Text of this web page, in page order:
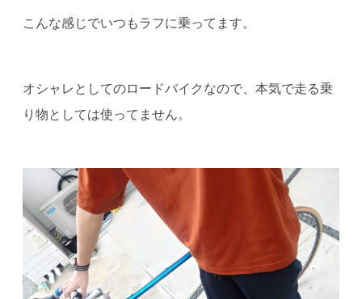
こんな感じでいつもラフに乗ってます。
オシャレとしてのロードバイクなので、本気で走る乗
り物としては使ってません。